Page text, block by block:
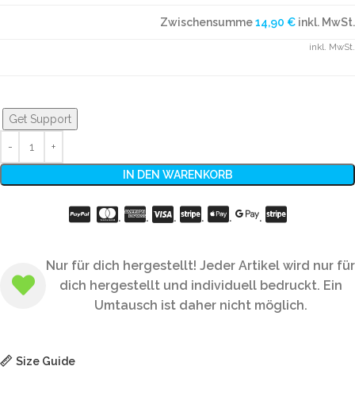
Zwischensumme14,90 € inkl. MwSt.
inkl. MwSt.
IN DEN WARENKORB
Get Support
. .
Nur für dich hergestellt! Jeder Artikel wird nur für
dich hergestellt und individuell bedruckt. Ein
Umtausch ist daher nicht möglich.
Size Guide